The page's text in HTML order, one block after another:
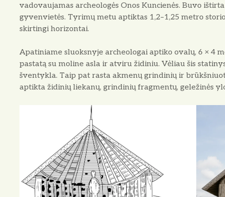
vadovaujamas archeologės Onos Kuncienės. Buvo
gyvenvietės. Tyrimų metu aptiktas 1,2–1,25 metro
skirtingi horizontai.
Apatiniame sluoksnyje archeologai aptiko ovalų, 6 × 4
pastatą su moline asla ir atviru židiniu. Vėliau šis
šventykla. Taip pat rasta akmenų grindinių ir
aptikta židinių liekanų, grindinių fragmentų, geležinės